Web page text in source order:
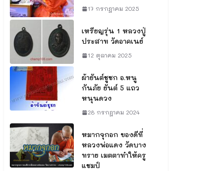
17 กรกฎาคม 2025
เหรียญรุ่น 1 หลวงปู่
ประสาท วัดอาคเนย์
12 ตุลาคม 2025
ผ้ายันต์ชูชก อ.หนู
กันภัย ยันต์ 5 แถว
หนุนดวง
28 กรกฎาคม 2024
หมากจุกอก ของดีที่
หลวงพ่อแดง วัดบาง
ทราย เมตตาทำให้ครู
แชมป์